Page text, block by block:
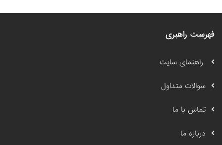
فهرست راهبری
راهنمای سایت
سوالات متداول
تماس با ما
درباره ما